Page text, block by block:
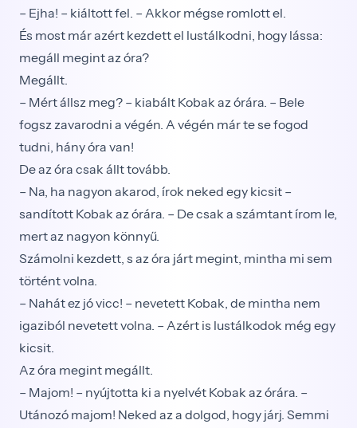
– Ejha! – kiáltott fel. – Akkor mégse romlott el.
És most már azért kezdett el lustálkodni, hogy lássa:
megáll megint az óra?
Megállt.
– Mért állsz meg? – kiabált Kobak az órára. – Bele
fogsz zavarodni a végén. A végén már te se fogod
tudni, hány óra van!
De az óra csak állt tovább.
– Na, ha nagyon akarod, írok neked egy kicsit –
sandított Kobak az órára. – De csak a számtant írom le,
mert az nagyon könnyű.
Számolni kezdett, s az óra járt megint, mintha mi sem
történt volna.
– Nahát ez jó vicc! – nevetett Kobak, de mintha nem
igaziból nevetett volna. – Azért is lustálkodok még egy
kicsit.
Az óra megint megállt.
– Majom! – nyújtotta ki a nyelvét Kobak az órára. –
Utánozó majom! Neked az a dolgod, hogy járj. Semmi